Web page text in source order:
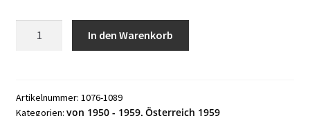
wie
In den Warenkorb
Artikelnummer: 1076-1089
Kategorien: von 1950 - 1959, Österreich 1959